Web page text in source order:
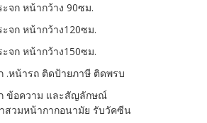
จก หน้ากว้าง 90ซม.
จก หน้ากว้าง120ซม.
จก หน้ากว้าง150ซม.
.หน้ารถ ติดป้ายภาษี ติดพรบ
ข้อความ และสัญลักษณ์
สวมหน้ากากอนามัย รับวัคซีน